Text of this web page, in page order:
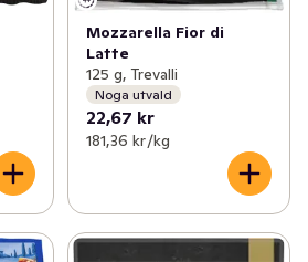
Mozzarella Fior di
Latte
125 g, Trevalli
Noga utvald
22,67 kr
181,36 kr /kg